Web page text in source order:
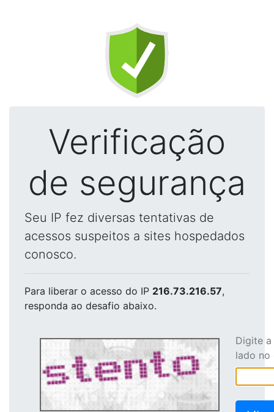
Verificação
de segurança
Seu IP fez diversas tentativas de
acessos suspeitos a sites hospedados
conosco.
Para liberar o acesso do IP 216.73.216.57,
responda ao desafio abaixo.
Digite
lado no